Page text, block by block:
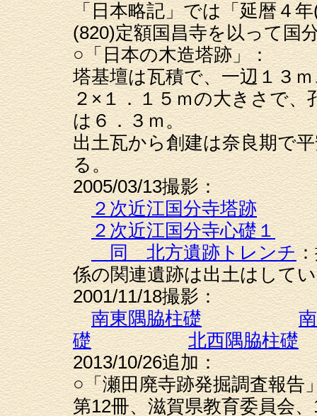
「日本略記」では「延暦４
(820)定額国昌寺を以って国
○「日本の木造塔跡」：
塔基壇は瓦積で、一辺１３
２×１．１５ｍの大きさで、
は６．３ｍ。
出土瓦から創建は奈良期で
る。
2005/03/13撮影：
２次近江国分寺塔跡
２次近江国分寺心礎１
同 北方遺跡トレンチ
係の関連遺跡は出土はして
2001/11/18撮影：
南東隅脇柱礎
礎
北西隅脇柱礎
2013/10/26追加：
○「瀬田廃寺跡発掘調査報告
第12冊、滋賀県教育委員会